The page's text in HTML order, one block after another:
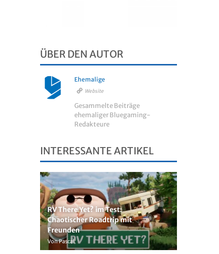
ÜBER DEN AUTOR
Ehemalige
Website
Gesammelte Beiträge
ehemaliger Bluegaming-
Redakteure
INTERESSANTE ARTIKEL
RV There Yet? im Test:
Chaotischer Roadtrip mit
Freunden
Von Pascal